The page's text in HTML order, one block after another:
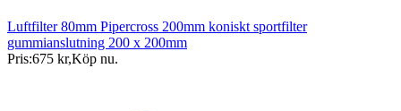
Luftfilter 80mm Pipercross 200mm koniskt sportfilter
gummianslutning 200 x 200mm
Pris:675 kr,Köp nu.